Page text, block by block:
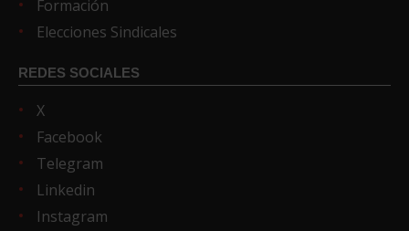
Formación
Elecciones Sindicales
REDES SOCIALES
X
Facebook
Telegram
Linkedin
Instagram